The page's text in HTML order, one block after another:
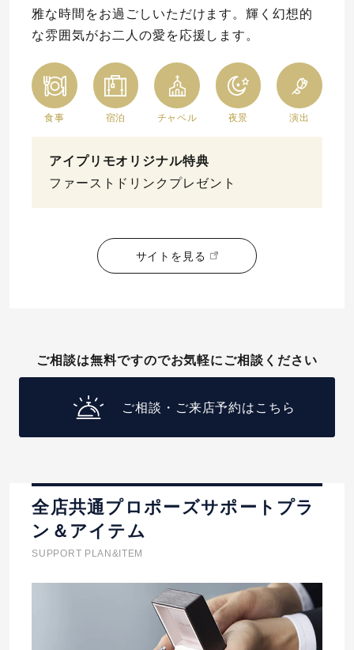
雅な時間をお過ごしいただけます。輝く幻想的
な雰囲気がお二人の愛を応援します。
食事 宿泊 チャペル 夜景 演出
アイプリモオリジナル特典
ファーストドリンクプレゼント
サイトを見る
ご相談は無料ですのでお気軽にご相談ください
ご相談・ご来店予約はこちら
全店共通プロポーズサポートプラ
ン＆アイテム
SUPPORT PLAN&ITEM